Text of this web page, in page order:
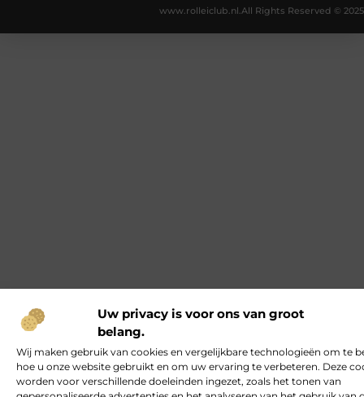
Uw privacy is voor ons van groot
belang.
Wij maken gebruik van cookies en vergelijkbare technologieën om te
hoe u onze website gebruikt en om uw ervaring te verbeteren. Deze
worden voor verschillende doeleinden ingezet, zoals het tonen van
All Rights Reserved © 2025
www.rolleiclub.nl.